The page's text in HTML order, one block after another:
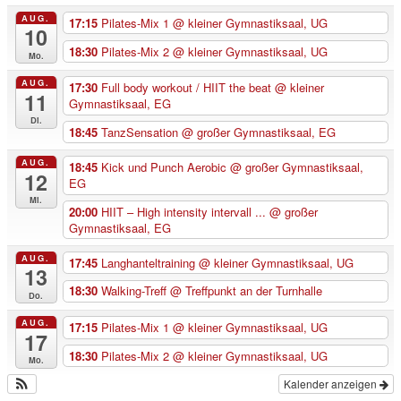
AUG.
10
Mo.
17:15 Pilates-Mix 1 @ kleiner Gymnastiksaal, UG
18:30 Pilates-Mix 2 @ kleiner Gymnastiksaal, UG
AUG.
11
Di.
17:30 Full body workout / HIIT the beat @ kleiner
Gymnastiksaal, EG
18:45 TanzSensation @ großer Gymnastiksaal, EG
AUG.
12
Mi.
18:45 Kick und Punch Aerobic @ großer Gymnastiksaal,
EG
20:00 HIIT – High intensity intervall ... @ großer
Gymnastiksaal, EG
AUG.
13
Do.
17:45 Langhanteltraining @ kleiner Gymnastiksaal, UG
18:30 Walking-Treff @ Treffpunkt an der Turnhalle
AUG.
17
Mo.
17:15 Pilates-Mix 1 @ kleiner Gymnastiksaal, UG
18:30 Pilates-Mix 2 @ kleiner Gymnastiksaal, UG
Kalender anzeigen